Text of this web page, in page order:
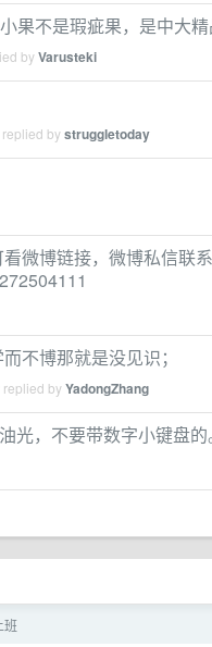
果不是瑕疵果，是中大
byVarusteki
bystruggletoday
微博链接，微博私信联系
不博那就是没见识；
replied byYadongZhang
光，不要带数字小键盘的
班